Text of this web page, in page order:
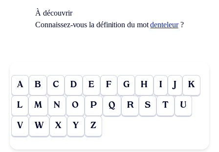
À découvrir
Connaissez-vous la définition du motdenteleur?
A B C D E F G H I J K
L M N O P Q R S T U
V W X Y Z